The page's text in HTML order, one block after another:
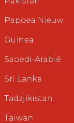
Papoea Nieuw
Guinea
Saoedi-Arabië
Sri Lanka
Tadzjikistan
Taiwan